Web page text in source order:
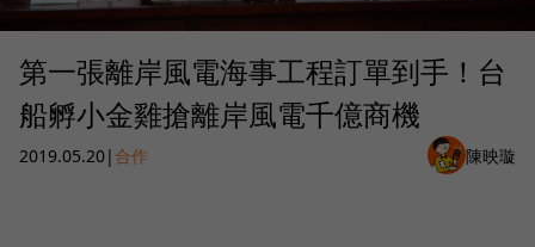
第一張離岸風電海事工程訂單到手！台
船孵小金雞搶離岸風電千億商機
2019.05.20|合作 陳映璇